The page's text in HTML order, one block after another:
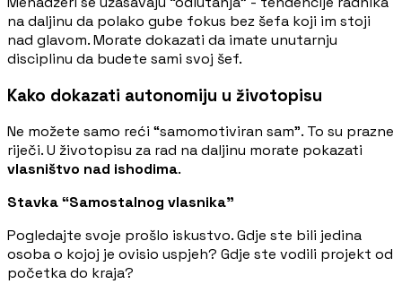
na daljinu da polako gube fokus bez šefa koji im stoji
nad glavom. Morate dokazati da imate unutarnju
disciplinu da budete sami svoj šef.
Kako dokazati autonomiju u životopisu
Ne možete samo reći “samomotiviran sam”. To su prazne
riječi. U životopisu za rad na daljinu morate pokazati
vlasništvo nad ishodima.
Stavka “Samostalnog vlasnika”
Pogledajte svoje prošlo iskustvo. Gdje ste bili jedina
osoba o kojoj je ovisio uspjeh? Gdje ste vodili projekt od
početka do kraja?